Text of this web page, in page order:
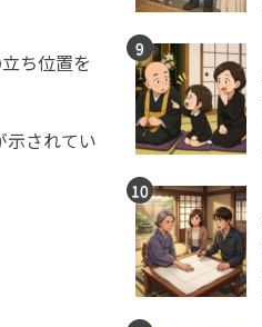
ち位置を
示されてい